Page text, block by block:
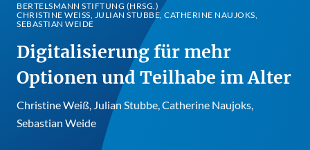
BERTELSMANN STIFTUNG (HRSG.)
CHRISTINE WEISS, JULIAN STUBBE, CATHERINE NAUJOKS, S
EBASTIAN WEIDE
Digitalisierung für mehr
Optionen und Teilhabe im Alter
Christine Weiß, Julian Stubbe, Catherine Naujoks,
Sebastian Weide